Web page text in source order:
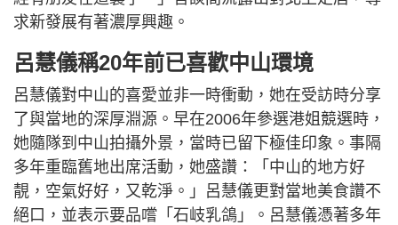
求新發展有著濃厚興趣。
呂慧儀稱20年前已喜歡中山環境
呂慧儀對中山的喜愛並非一時衝動，她在受訪時分享
了與當地的深厚淵源。早在2006年參選港姐競選時，
她隨隊到中山拍攝外景，當時已留下極佳印象。事隔
多年重臨舊地出席活動，她盛讚：「中山的地方好
靚，空氣好好，又乾淨。」呂慧儀更對當地美食讚不
絕口，並表示要品嚐「石岐乳鴿」。呂慧儀憑著多年